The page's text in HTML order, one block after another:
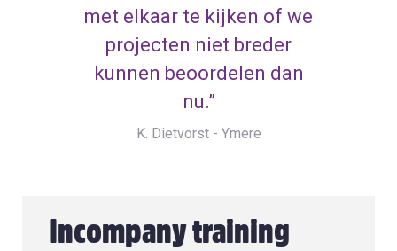
met elkaar te kijken of we
projecten niet breder
kunnen beoordelen dan
nu.”
K. Dietvorst - Ymere
Incompany training